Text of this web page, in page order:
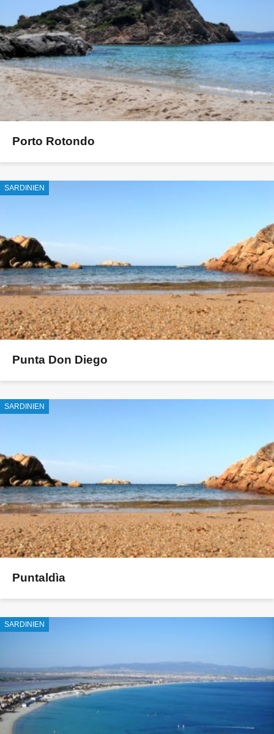
Porto Rotondo
SARDINIEN
Punta Don Diego
SARDINIEN
Puntaldìa
SARDINIEN